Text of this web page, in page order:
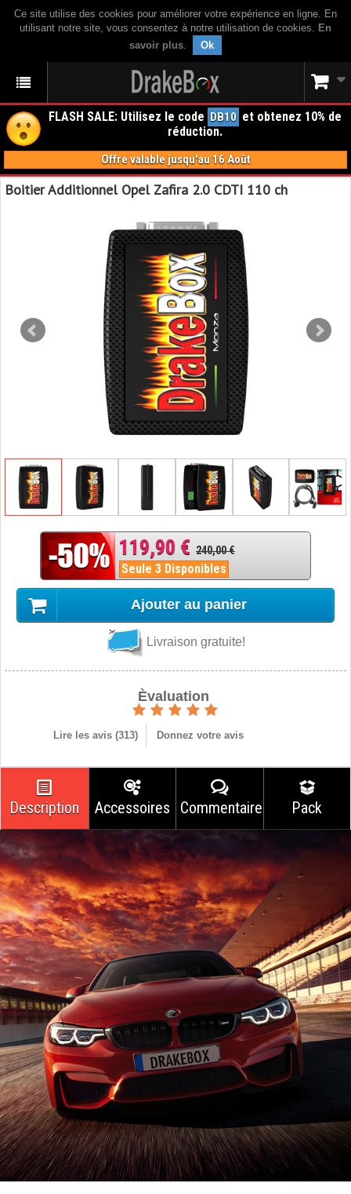
Ce site utilise des cookies pour améliorer votre expérience en ligne. En
utilisant notre site, vous consentez à notre utilisation de cookies. En
savoir plus. Ok
FLASH SALE: Utilisez le code DB10 et obtenez 10% de
réduction.
Offre valable jusqu'au 16 Août
Boitier Additionnel Opel Zafira 2.0 CDTI 110 ch
119,90 € 240,00 €
Seule 3 Disponibles
Ajouter au panier
Livraison gratuite!
Èvaluation
Lire les avis (313) Donnez votre avis
Description Accessoires Commentaires Pack